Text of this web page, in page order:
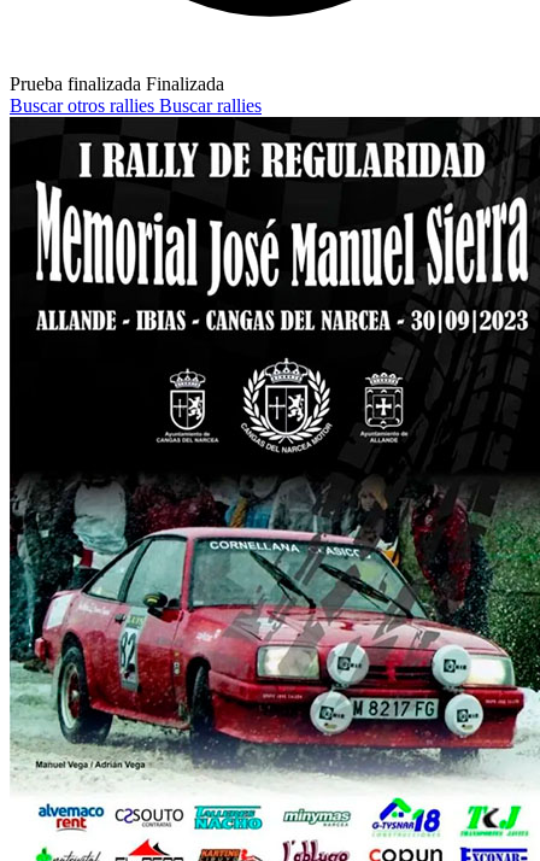
Prueba finalizada Finalizada
Buscar otros rallies Buscar rallies